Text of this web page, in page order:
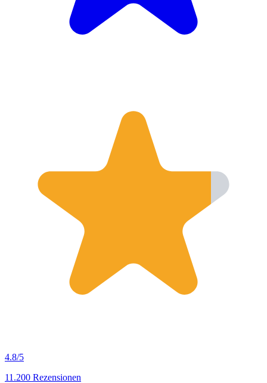
4.8/5
11.200 Rezensionen